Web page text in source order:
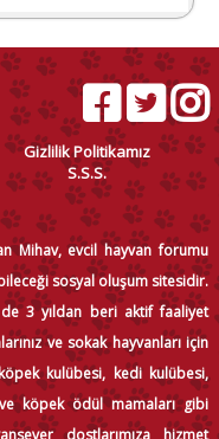
Gizlilik Politikamız
S.S.S.
Mihav, evcil hayvan forumu
sosyal oluşum sitesidir.
3 yıldan beri aktif faaliyet
ve sokak hayvanları için
kulübesi, kedi kulübesi,
köpek ödül mamaları gibi